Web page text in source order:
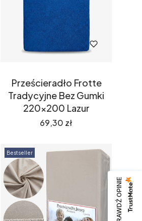
Prześcieradło Frotte
Tradycyjne Bez Gumki
220x200 Lazur
Cena
69,30 zł
Bestseller
SPRAWDŹ OPINIE